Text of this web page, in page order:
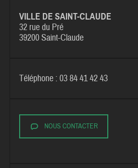
VILLE DE SAINT-CLAUDE
32 rue du Pré
39200 Saint-Claude
Téléphone : 03 84 41 42 43
NOUS CONTACTER